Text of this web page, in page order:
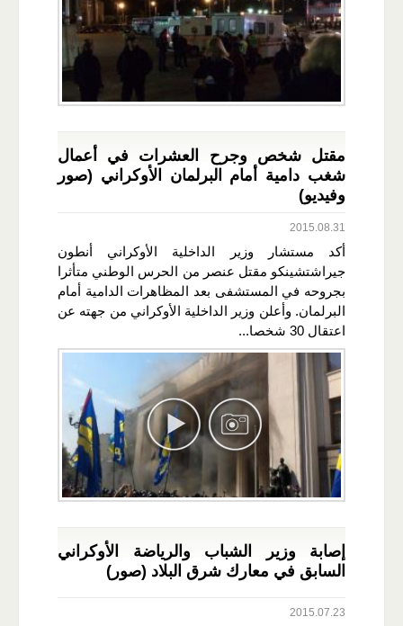
مقتل شخص وجرح العشرات في أعمال
شغب دامية أمام البرلمان الأوكراني (صور
وفيديو)
2015.08.31
أكد مستشار وزير الداخلية الأوكراني أنطون
جيراشتشينكو مقتل عنصر من الحرس الوطني متأثرا
بجروحه في المستشفى بعد المظاهرات الدامية أمام
البرلمان. وأعلن وزير الداخلية الأوكراني من جهته عن
اعتقال 30 شخصا...
إصابة وزير الشباب والرياضة الأوكراني
السابق في معارك شرق البلاد (صور)
2015.07.23